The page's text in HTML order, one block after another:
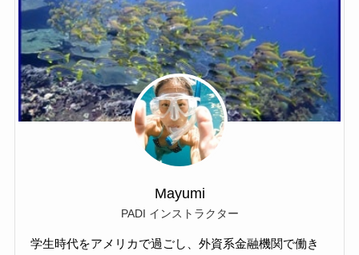
Mayumi
PADI インストラクター
学生時代をアメリカで過ごし、外資系金融機関で働き